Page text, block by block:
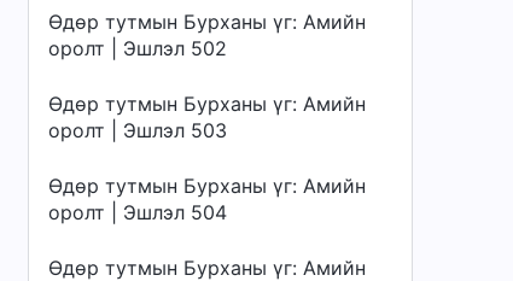
Өдөр тутмын Бурханы үг: Амийн
оролт | Эшлэл 502
Өдөр тутмын Бурханы үг: Амийн
оролт | Эшлэл 503
Өдөр тутмын Бурханы үг: Амийн
оролт | Эшлэл 504
Өдөр тутмын Бурханы үг: Амийн